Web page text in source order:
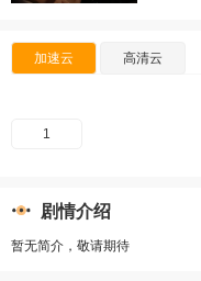
加速云 高清云
1
剧情介绍
暂无简介，敬请期待